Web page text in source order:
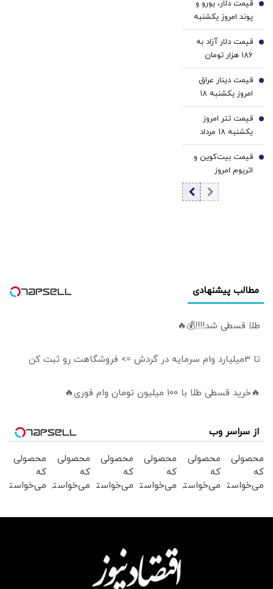
رئیس جمهور
آمریکا چیست؟
قیمت دلار، یورو و
پوند امروز یکشنبه
۱۸ مرداد 1405/
کاهش قیمت دلار و
یورو
3
قیمت دلار آزاد به
186 هزار تومان
رسید
4
قیمت دینار عراق
امروز یکشنبه ۱۸
مرداد 1405/ افزایش
قیمت دینار
5
قیمت تتر امروز
یکشنبه ۱۸ مرداد
1405 / کاهش
قیمت تتر
6
قیمت بیت‌کوین و
اتریوم امروز
یکشنبه ۱۸ مرداد
۱۴۰۵/ کاهش
7
مطالب پیشنهادی
طلا قسطی شد!!!!💰🔥
تا 3میلیارد وام سرمایه در گردش => فروشگاهت رو ثبت کن
🔥خرید قسطی طلا با 100 میلیون تومان وام فوری🔥
از سراسر وب
محصولی
که
می‌خواستی
محصولی
که
می‌خواستی
محصولی
که
می‌خواستی
بخر !
محصولی
که
می‌خواستی
بخر !
محصولی
که
می‌خواستی
محصولی
که
می‌خواستی